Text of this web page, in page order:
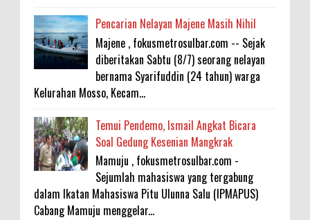
Pencarian Nelayan Majene Masih Nihil
Majene , fokusmetrosulbar.com -- Sejak
diberitakan Sabtu (8/7) seorang nelayan
bernama Syarifuddin (24 tahun) warga
Kelurahan Mosso, Kecam...
Temui Pendemo, Ismail Angkat Bicara
Soal Gedung Kesenian Mangkrak
Mamuju , fokusmetrosulbar.com -
Sejumlah mahasiswa yang tergabung
dalam Ikatan Mahasiswa Pitu Ulunna Salu (IPMAPUS)
Cabang Mamuju menggelar...